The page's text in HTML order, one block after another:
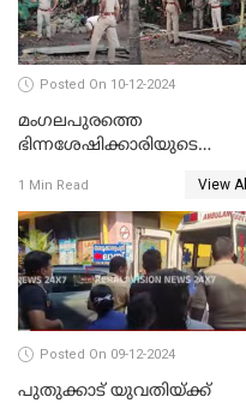
Posted On 10-12-2024
മംഗലപുരത്തെ
ഭിന്നശേഷിക്കാരിയുടെ
സംശയിക്കുന്നയാള്‍
കസ്റ്റഡിയില്‍
1 Min Read View All
Posted On 09-12-2024
പുതുക്കാട് യുവതിയ്ക്ക്